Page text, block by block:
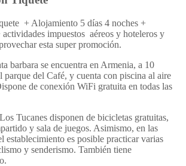
+ Alojamiento 5 días 4 noches +
actividades impuestos aéreos y hoteleros y
esta super promoción.
barbara se encuentra en Armenia, a 10
parque del Café, y cuenta con piscina al aire
de conexión WiFi gratuita en todas las
Tucanes disponen de bicicletas gratuitas,
y sala de juegos. Asimismo, en las
establecimiento es posible practicar varias
y senderismo. También tiene